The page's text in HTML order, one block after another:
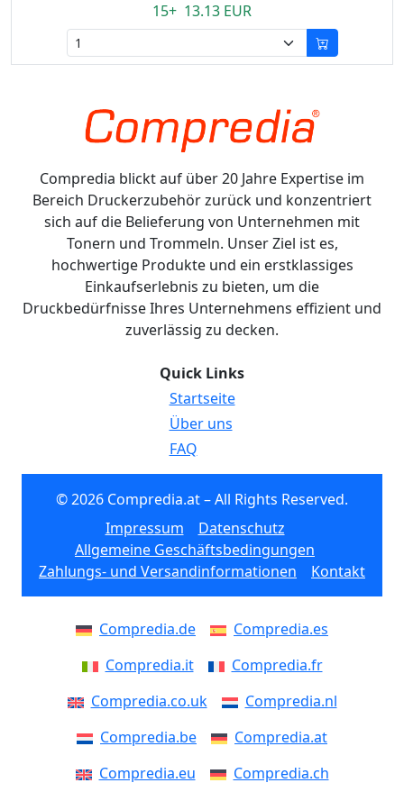
15+ 13.13 EUR
Compredia blickt auf über 20 Jahre Expertise im
Bereich Druckerzubehör zurück und konzentriert
sich auf die Belieferung von Unternehmen mit
Tonern und Trommeln. Unser Ziel ist es,
hochwertige Produkte und ein erstklassiges
Einkaufserlebnis zu bieten, um die
Druckbedürfnisse Ihres Unternehmens effizient und
zuverlässig zu decken.
Quick Links
Startseite
Über uns
FAQ
© 2026 Compredia.at – All Rights Reserved.
Impressum
Datenschutz
Allgemeine Geschäftsbedingungen
Zahlungs- und Versandinformationen
Kontakt
Compredia.de
Compredia.es
Compredia.it
Compredia.fr
Compredia.co.uk
Compredia.nl
Compredia.be
Compredia.at
Compredia.eu
Compredia.ch